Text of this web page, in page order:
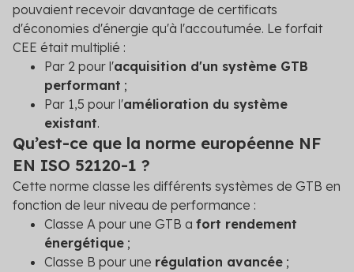
pouvaient recevoir davantage de certificats
d'économies d'énergie qu'à l'accoutumée. Le forfait
CEE était multiplié :
Par 2 pour l'acquisition d'un système GTB
performant ;
Par 1,5 pour l'amélioration du système
existant.
Qu’est-ce que la norme européenne NF
EN ISO 52120-1 ?
Cette norme classe les différents systèmes de GTB en
fonction de leur niveau de performance :
Classe A pour une GTB a fort rendement
énergétique ;
Classe B pour une régulation avancée ;